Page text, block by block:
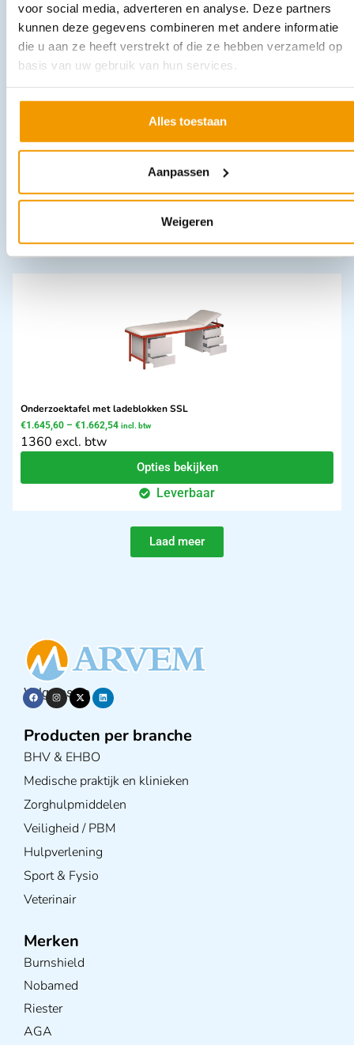
voor social media, adverteren en analyse. Deze partners
kunnen deze gegevens combineren met andere informatie
die u aan ze heeft verstrekt of die ze hebben verzameld op
basis van uw gebruik van hun services.
Alles toestaan
Aanpassen
Weigeren
FILTER TVOC voor Luchtreiniger UV-C model A300
325 excl. btw
In winkelwagen
Leverbaar
Onderzoektafel met ladeblokken SSL
€1.645,60 – €1.662,54 incl. btw
1360 excl. btw
Opties bekijken
Leverbaar
Laad meer
Volg ons op
Producten per branche
BHV & EHBO
Medische praktijk en klinieken
Zorghulpmiddelen
Veiligheid / PBM
Hulpverlening
Sport & Fysio
Veterinair
Merken
Burnshield
Nobamed
Riester
AGA